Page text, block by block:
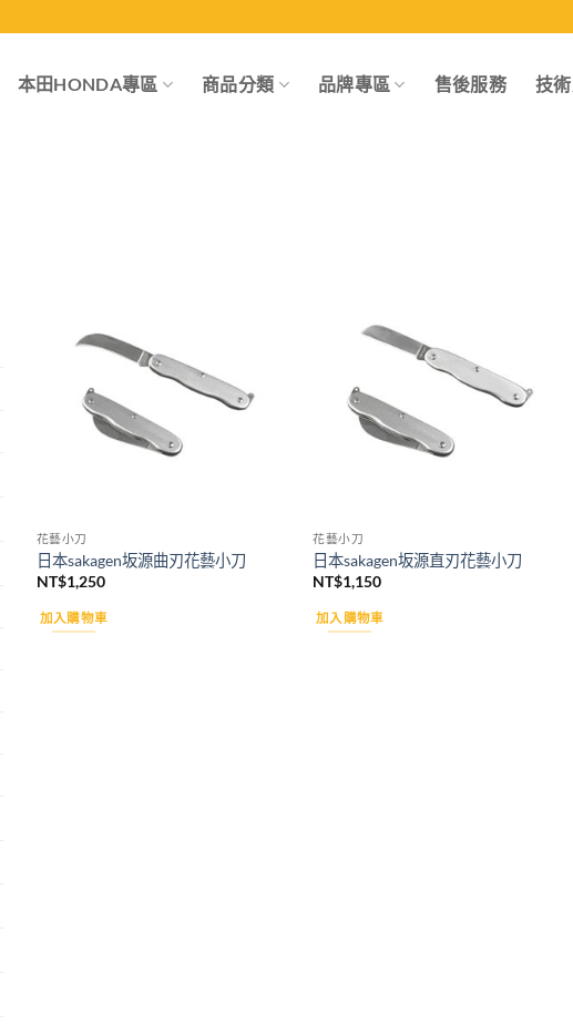
本田HONDA專區 商品分類 品牌專區 售後服務 技
花藝小刀
日本sakagen坂源曲刃花藝小刀
NT$1,250
加入購物車
花藝小刀
日本sakagen坂源直刃花藝小刀
NT$1,150
加入購物車